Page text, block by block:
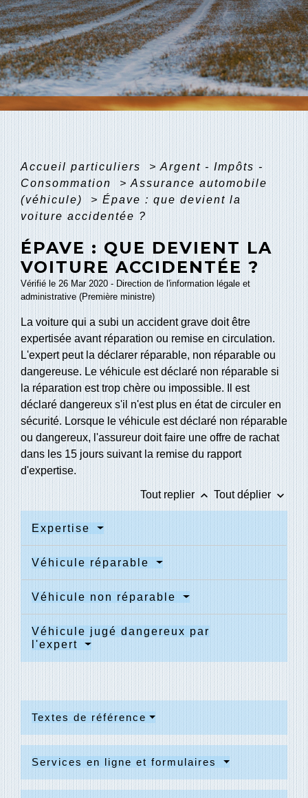
Accueil particuliers > Argent - Impôts -
Consommation
> Assurance automobile
(véhicule)
> Épave : que devient la
voiture accidentée ?
ÉPAVE : QUE DEVIENT LA
VOITURE ACCIDENTÉE ?
Vérifié le 26 Mar 2020 - Direction de l'information légale et
administrative (Première ministre)
La voiture qui a subi un accident grave doit être
expertisée avant réparation ou remise en circulation.
L'expert peut la déclarer réparable, non réparable ou
dangereuse. Le véhicule est déclaré non réparable si
la réparation est trop chère ou impossible. Il est
déclaré dangereux s'il n'est plus en état de circuler en
sécurité. Lorsque le véhicule est déclaré non réparable
ou dangereux, l'assureur doit faire une offre de rachat
dans les 15 jours suivant la remise du rapport
d'expertise.
Tout replier keyboard_arrow_up Tout déplier keyboard_arrow_down
Expertise
Véhicule réparable
Véhicule non réparable
Véhicule jugé dangereux par
l'expert
Textes de référence
Services en ligne et formulaires